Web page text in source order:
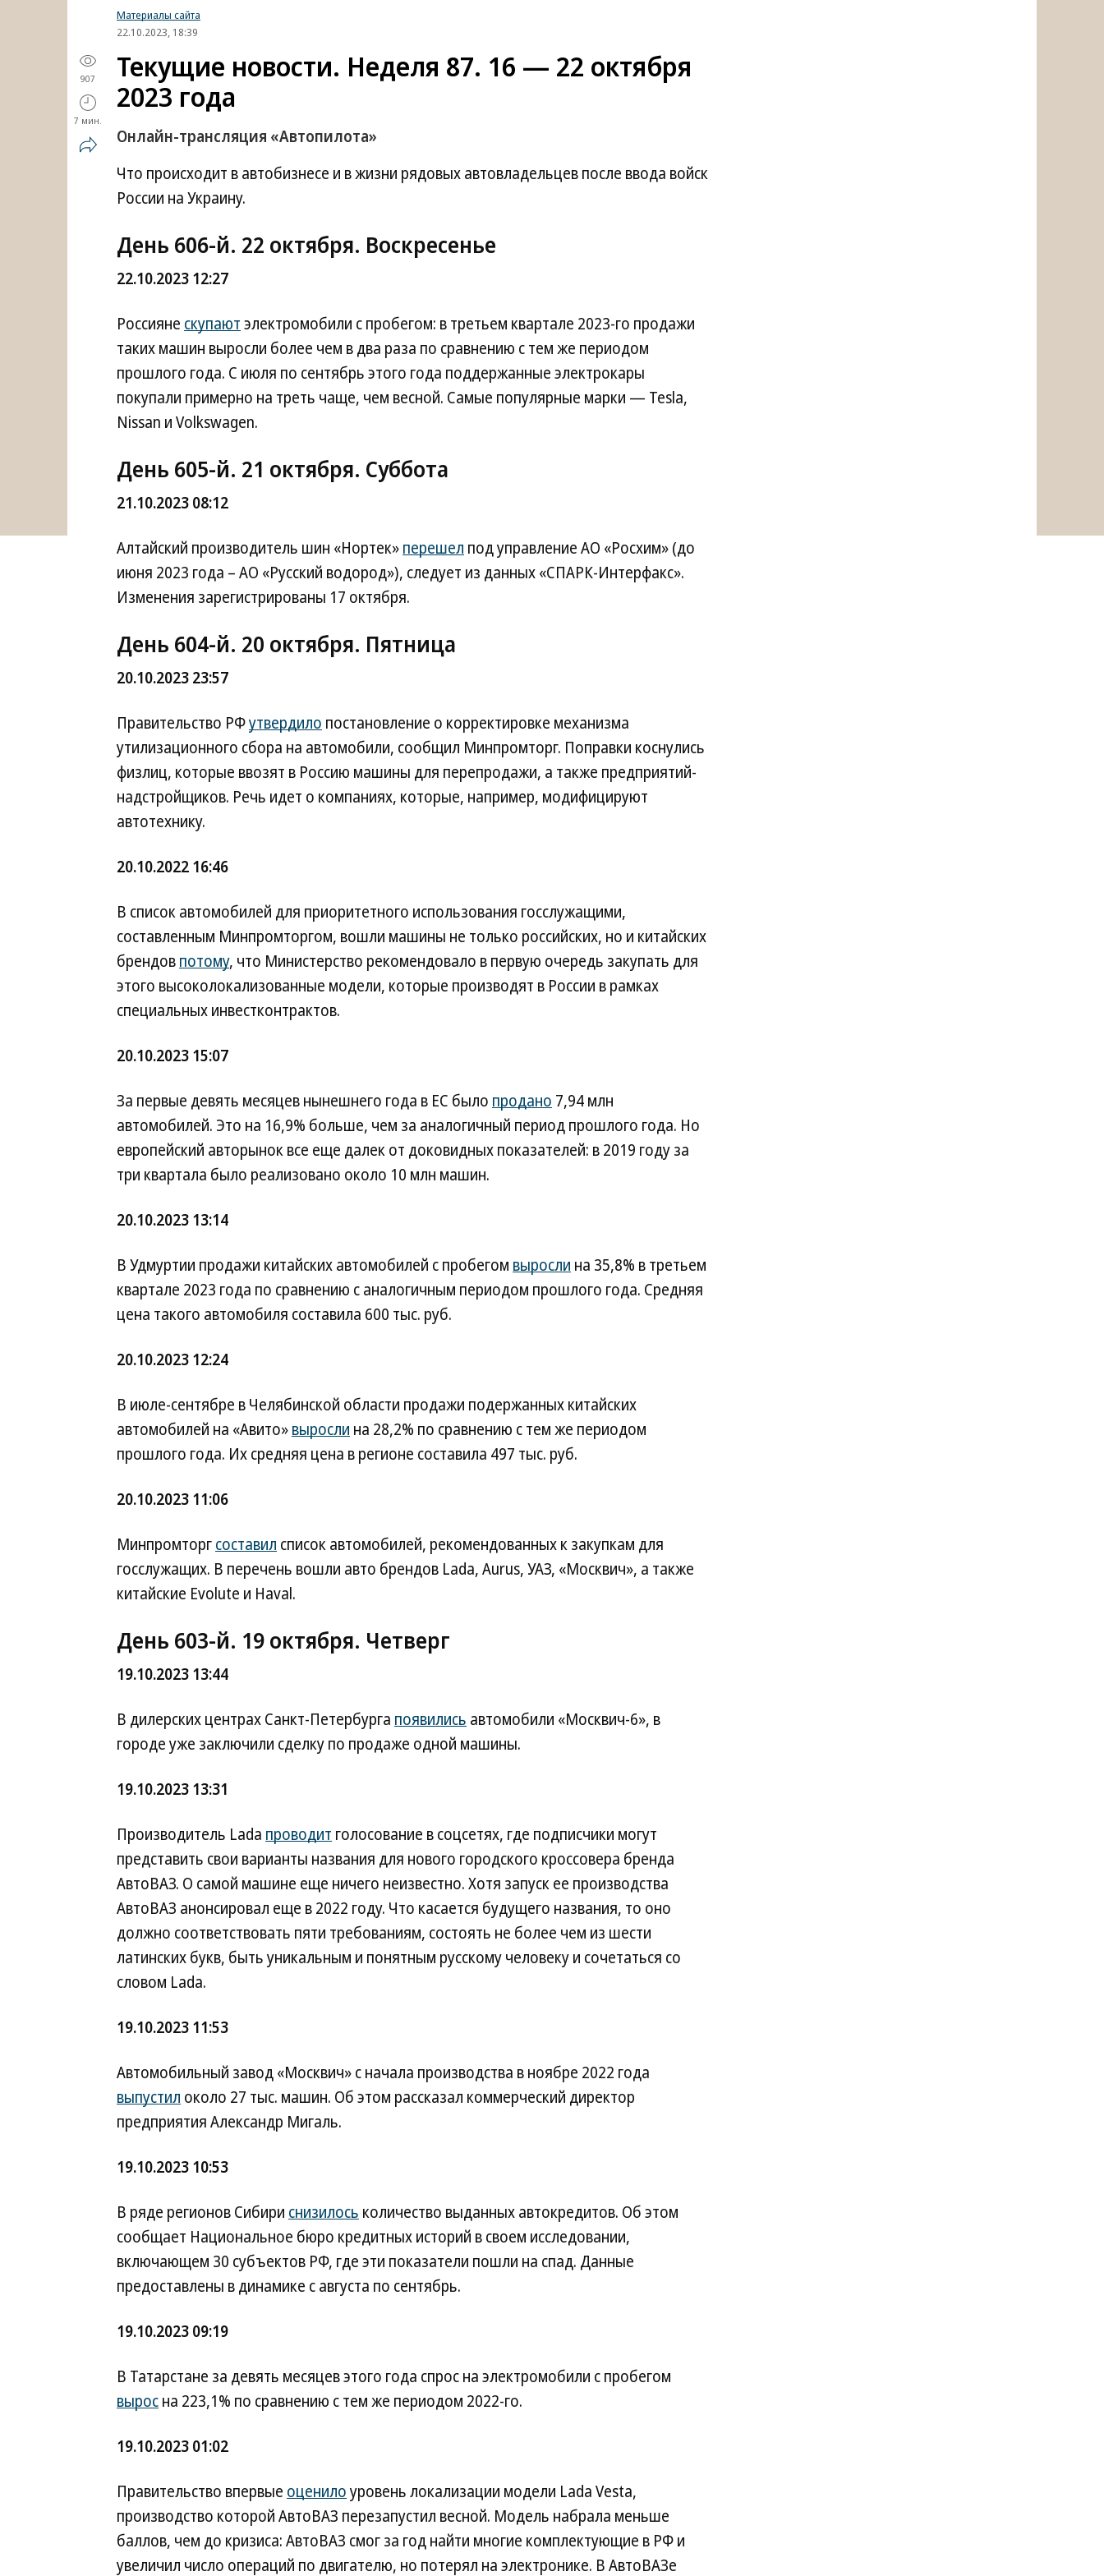
Материалы сайта
22.10.2023, 18:39
907
7 мин.
Текущие новости. Неделя 87. 16 — 22 октября
2023 года
Онлайн-трансляция «Автопилота»
Что происходит в автобизнесе и в жизни рядовых автовладельцев после ввода войск
России на Украину.
День 606-й. 22 октября. Воскресенье
22.10.2023 12:27
Россияне скупаютэлектромобили с пробегом: в третьем квартале 2023-го продажи
таких машин выросли более чем в два раза по сравнению с тем же периодом
прошлого года. С июля по сентябрь этого года поддержанные электрокары
покупали примерно на треть чаще, чем весной. Самые популярные марки — Tesla,
Nissan и Volkswagen.
День 605-й. 21 октября. Суббота
21.10.2023 08:12
Алтайский производитель шин «Нортек»перешел под управление АО «Росхим» (до
июня 2023 года – АО «Русский водород»), следует из данных «СПАРК-Интерфакс».
Изменения зарегистрированы 17 октября.
День 604-й. 20 октября. Пятница
20.10.2023 23:57
Правительство РФутвердило постановление о корректировке механизма
утилизационного сбора на автомобили, сообщил Минпромторг. Поправки коснулись
физлиц, которые ввозят в Россию машины для перепродажи, а также предприятий-
надстройщиков. Речь идет о компаниях, которые, например, модифицируют
автотехнику.
20.10.2022 16:46
В список автомобилей для приоритетного использования госслужащими,
составленным Минпромторгом, вошли машины не только российских, но и китайских
брендовпотому, что Министерство рекомендовало в первую очередь закупать для
этого высоколокализованные модели, которые производят в России в рамках
специальных инвестконтрактов.
20.10.2023 15:07
За первые девять месяцев нынешнего года в ЕС было продано 7,94 млн
автомобилей. Это на 16,9% больше, чем за аналогичный период прошлого года. Но
европейский авторынок все еще далек от доковидных показателей: в 2019 году за
три квартала было реализовано около 10 млн машин.
20.10.2023 13:14
В Удмуртии продажи китайских автомобилей с пробегом выросли на 35,8% в третьем
квартале 2023 года по сравнению с аналогичным периодом прошлого года. Средняя
цена такого автомобиля составила 600 тыс. руб.
20.10.2023 12:24
В июле-сентябре в Челябинской области продажи подержанных китайских
автомобилей на «Авито»выросли на 28,2% по сравнению с тем же периодом
прошлого года. Их средняя цена в регионе составила 497 тыс. руб.
20.10.2023 11:06
Минпромторгсоставил список автомобилей, рекомендованных к закупкам для
госслужащих. В перечень вошли авто брендов Lada, Aurus, УАЗ, «Москвич», а также
китайские Evolute и Haval.
День 603-й. 19 октября. Четверг
19.10.2023 13:44
В дилерских центрах Санкт-Петербурга появились автомобили «Москвич-6», в
городе уже заключили сделку по продаже одной машины.
19.10.2023 13:31
Производитель Lada проводит голосование в соцсетях, где подписчики могут
представить свои варианты названия для нового городского кроссовера бренда
АвтоВАЗ. О самой машине еще ничего неизвестно. Хотя запуск ее производства
АвтоВАЗ анонсировал еще в 2022 году. Что касается будущего названия, то оно
должно соответствовать пяти требованиям, состоять не более чем из шести
латинских букв, быть уникальным и понятным русскому человеку и сочетаться со
словом Lada.
19.10.2023 11:53
Автомобильный завод «Москвич» с начала производства в ноябре 2022 года
выпустил около 27 тыс. машин. Об этом рассказал коммерческий директор
предприятия Александр Мигаль.
19.10.2023 10:53
В ряде регионов Сибири снизилось количество выданных автокредитов. Об этом
сообщает Национальное бюро кредитных историй в своем исследовании,
включающем 30 субъектов РФ, где эти показатели пошли на спад. Данные
предоставлены в динамике с августа по сентябрь.
19.10.2023 09:19
В Татарстане за девять месяцев этого года спрос на электромобили с пробегом
выросна 223,1% по сравнению с тем же периодом 2022-го.
19.10.2023 01:02
Правительство впервые оценилоуровень локализации модели Lada Vesta,
производство которой АвтоВАЗ перезапустил весной. Модель набрала меньше
баллов, чем до кризиса: АвтоВАЗ смог за год найти многие комплектующие в РФ и
увеличил число операций по двигателю, но потерял на электронике. В АвтоВАЗе